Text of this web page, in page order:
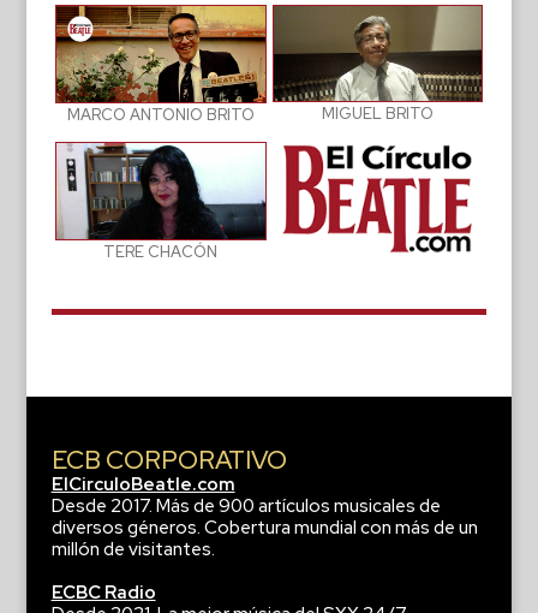
MARCO ANTONIO BRITO MIGUEL BRITO
TERE CHACÓN
ECB CORPORATIVO
ElCirculoBeatle.com
Desde 2017. Más de 900 artículos musicales de
diversos géneros. Cobertura mundial con más de un
millón de visitantes.
ECBC Radio